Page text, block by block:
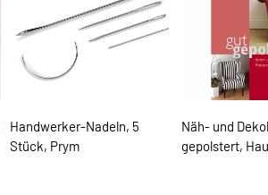
Handwerker-Nadeln, 5
Stück, Prym
Näh- und
gepolstert,